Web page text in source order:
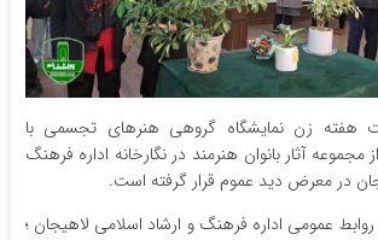
هفته زن نمایشگاه گروهی هنرهای تجسمی با
مجموعه آثار بانوان هنرمند در نگارخانه اداره فرهنگ
در معرض دید عموم قرار گرفته است.
عمومی اداره فرهنگ و ارشاد اسلامی لاهیجان ؛